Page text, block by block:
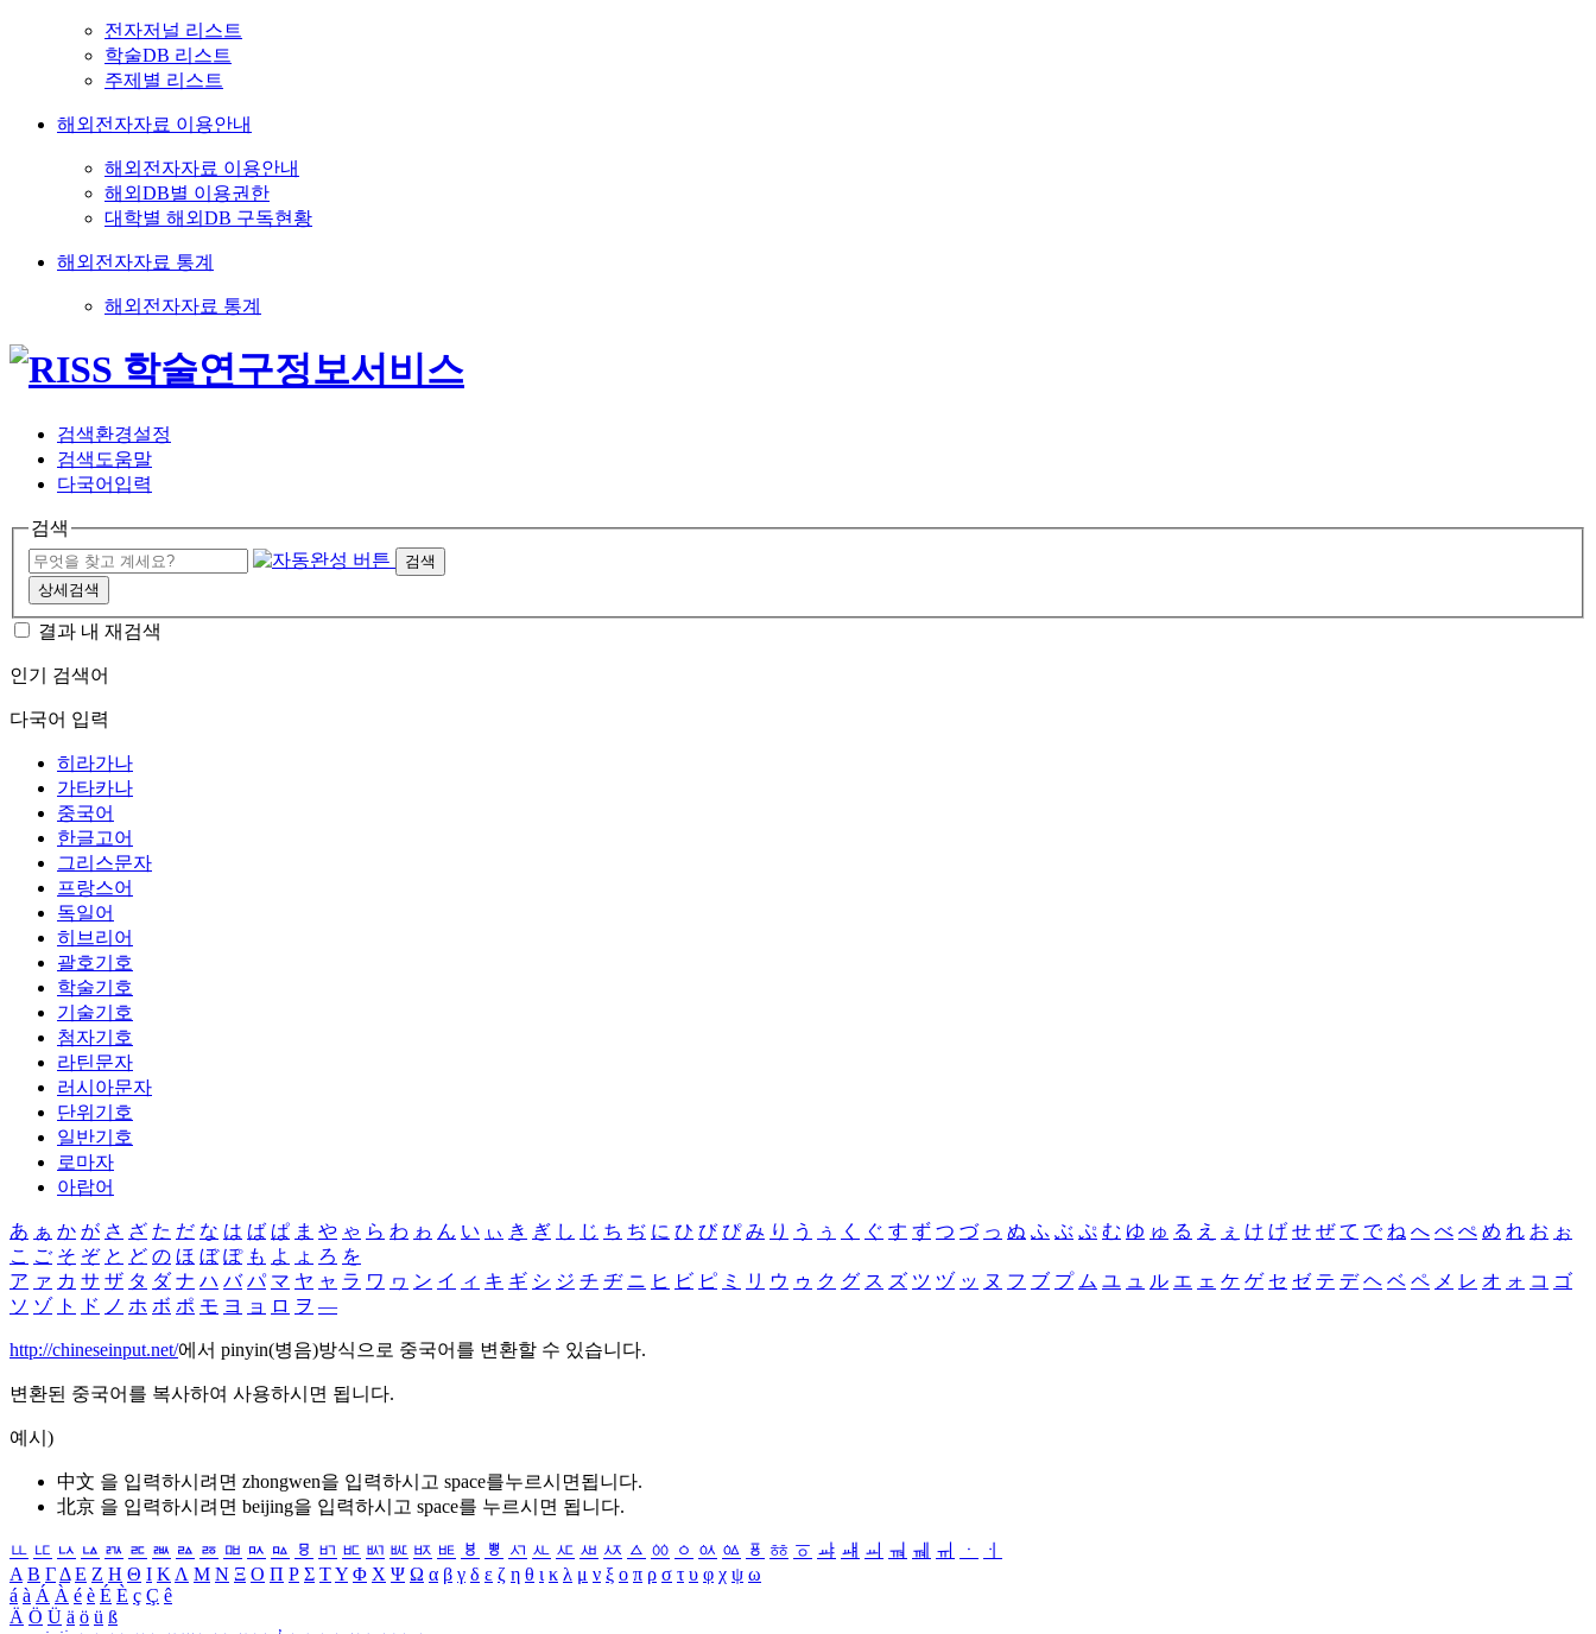
전자저널 리스트
학술DB 리스트
주제별 리스트
해외전자자료 이용안내
해외전자자료 이용안내
해외DB별 이용권한
대학별 해외DB 구독현황
해외전자자료 통계
해외전자자료 통계
검색환경설정
검색도움말
다국어입력
검색
검색
상세검색
결과 내 재검색
인기 검색어
다국어 입력
히라가나
가타카나
중국어
한글고어
그리스문자
프랑스어
독일어
히브리어
괄호기호
학술기호
기술기호
첨자기호
라틴문자
러시아문자
단위기호
일반기호
로마자
아랍어
あ ぁ か が さ ざ た だ な は ば ぱ ま や ゃ ら わ ゎ ん い ぃ き ぎ し じ ち ぢ に ひ び ぴ み り う ぅ く ぐ す ず つ づ っ ぬ ふ ぶ ぷ む ゆ ゅ る え ぇ け げ せ ぜ て で ね へ べ ぺ め れ お ぉ
こ ご そ ぞ と ど の ほ ぼ ぽ も よ ょ ろ を
ア ァ カ サ ザ タ ダ ナ ハ バ パ マ ヤ ャ ラ ワ ヮ ン イ ィ キ ギ シ ジ チ ヂ ニ ヒ ビ ピ ミ リ ウ ゥ ク グ ス ズ ツ ヅ ッ ヌ フ ブ プ ム ユ ュ ル エ ェ ケ ゲ セ ゼ テ デ ヘ ベ ペ メ レ オ ォ コ ゴ
ソ ゾ ト ド ノ ホ ボ ポ モ ヨ ョ ロ ヲ ―
http://chineseinput.net/에서 pinyin(병음)방식으로 중국어를 변환할 수 있습니다.
변환된 중국어를 복사하여 사용하시면 됩니다.
예시)
中文 을 입력하시려면 zhongwen을 입력하시고 space를누르시면됩니다.
北京 을 입력하시려면 beijing을 입력하시고 space를 누르시면 됩니다.
ㅥ ㅦ ㅧ ㅨ ㅩ ㅪ ㅫ ㅬ ㅭ ㅮ ㅯ ㅰ ㅱ ㅲ ㅳ ㅴ ㅵ ㅶ ㅷ ㅸ ㅹ ㅺ ㅻ ㅼ ㅽ ㅾ ㅿ ㆀ ㆁ ㆂ ㆃ ㆄ ㆅ ㆆ ㆇ ㆈ ㆉ ㆊ ㆋ ㆌ ㆍ
ㆎ
Α Β ΓΔ Ε Ζ Η Θ Ι ΚΛ Μ Ν Ξ Ο Π Ρ Σ ΤΥ Φ Χ Ψ Ω α β γ δ ε ζ η θ ι κ λ μ ν ξ ο π ρ σ τ υ φ χ ψ ω
á à Á À é è É È ç Ç ê
Ä Ö Ü ä ö ü ß